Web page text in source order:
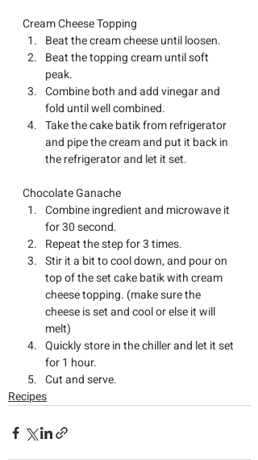
Cream Cheese Topping
Beat the cream cheese until loosen.
Beat the topping cream until soft
peak.
Combine both and add vinegar and
fold until well combined.
Take the cake batik from refrigerator
and pipe the cream and put it back in
the refrigerator and let it set.
Chocolate Ganache
Combine ingredient and microwave it
for 30 second.
Repeat the step for 3 times.
Stir it a bit to cool down, and pour on
top of the set cake batik with cream
cheese topping. (make sure the
cheese is set and cool or else it will
melt)
Quickly store in the chiller and let it set
for 1 hour.
Cut and serve.
Recipes